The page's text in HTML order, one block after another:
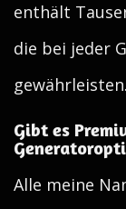
enthält
die bei jeder
gewährleisten.
Gibt es
Alle meine